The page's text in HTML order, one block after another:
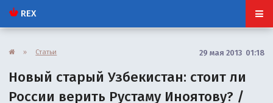
REX
» Статьи 29 мая 2013 01:18
Новый старый Узбекистан: стоит ли
России верить Рустаму Иноятову? /